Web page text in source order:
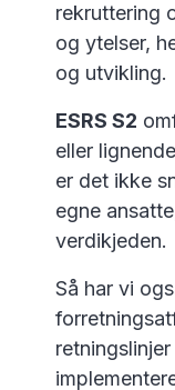
rekruttering
og ytelser,
og utvikling.
ESRS S2
eller
er det ikke
egne
verdikjeden.
Så har vi